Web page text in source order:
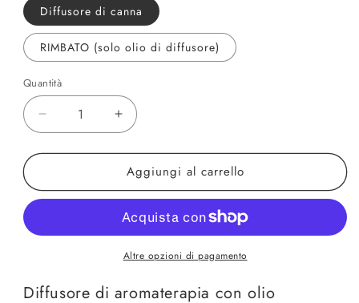
Diffusore di canna
RIMBATO (solo olio di diffusore)
Quantità
Quantità
Diminuisci
quantità
per
di
aromaterapia
dell&#39;olio
Aumenta
quantità
per
Diffusore
di
aromaterapia
dell&#39;olio
essenziale
Aggiungi al carrello
Altre opzioni di pagamento
Diffusore di aromaterapia con olio